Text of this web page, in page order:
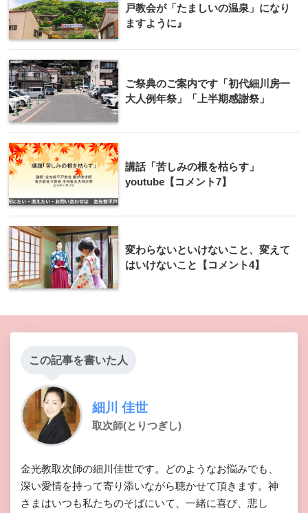
戸教会が「たましいの温泉」になり
ますように』
ご祭典のご案内です「初代細川房一
大人例年祭」「上半期感謝祭」
講話「苦しみの根を枯らす」
youtube【コメント7】
変わらないといけないこと、変えて
はいけないこと【コメント4】
この記事を書いた人
細川 佳世
取次師(とりつぎし)
金光教取次師の細川佳世です。どのようなお悩みでも、
深い愛情を持って寄り添いながら聴かせて頂きます。神
さまはいつも私たちのそばにいて、一緒に喜び、悲し